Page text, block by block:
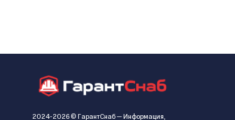
2024-2026 © ГарантСнаб — Информация,